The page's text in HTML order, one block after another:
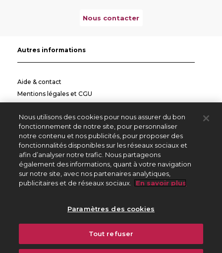
Nous contacter
01 47 15 47 15
Autres informations
Aide & contact
Mentions légales et CGU
Informations pratiques
Autres sites
Créateurs Editeurs
Répertoire des Œuvres
Nous utilisons des cookies pour nous assurer du bon
fonctionnement de notre site, pour personnaliser
notre contenu et nos publicités, pour proposer des
fonctionnalités disponibles sur les réseaux sociaux et
afin d’analyser notre trafic. Nous partageons
également des informations, quant à votre navigation
sur notre site, avec nos partenaires analytiques,
publicitaires et de réseaux sociaux.
En savoir plus
Paramètres des cookies
Tout refuser